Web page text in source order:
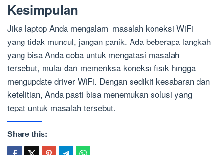
Kesimpulan
Jika laptop Anda mengalami masalah koneksi WiFi
yang tidak muncul, jangan panik. Ada beberapa langkah
yang bisa Anda coba untuk mengatasi masalah
tersebut, mulai dari memeriksa koneksi fisik hingga
mengupdate driver WiFi. Dengan sedikit kesabaran dan
ketelitian, Anda pasti bisa menemukan solusi yang
tepat untuk masalah tersebut.
Share this: